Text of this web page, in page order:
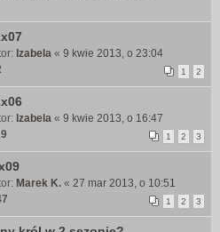
Izabela « 9 kwie 2013, o 23:04
1 2
Izabela « 9 kwie 2013, o 16:47
1 2 3
Marek K. « 27 mar 2013, o 10:51
1 2 3